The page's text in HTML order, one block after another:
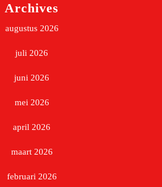
Archives
augustus 2026
juli 2026
juni 2026
mei 2026
april 2026
maart 2026
februari 2026